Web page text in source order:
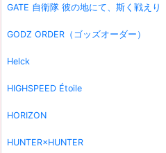
GATE 自衛隊 彼の地にて、斯く戦えり
GODZ ORDER（ゴッズオーダー）
Helck
HIGHSPEED Étoile
HORIZON
HUNTER×HUNTER